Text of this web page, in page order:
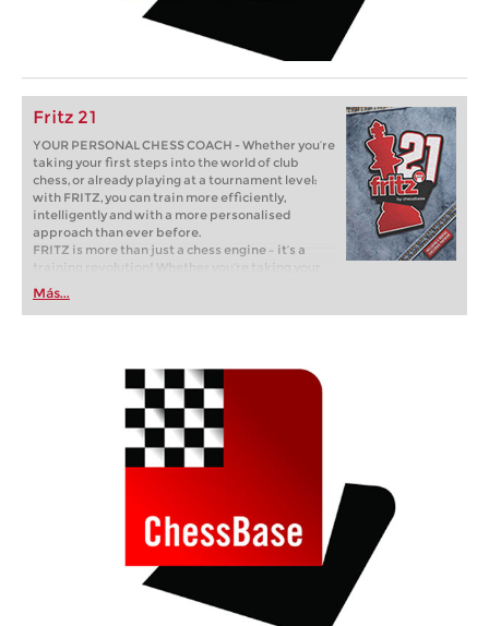
Fritz 21
YOUR PERSONAL CHESS COACH - Whether you’re
taking your first steps into the world of club
chess, or already playing at a tournament level:
with FRITZ, you can train more efficiently,
intelligently and with a more personalised
approach than ever before.
FRITZ is more than just a chess engine – it’s a
training revolution! Whether you’re taking your
first steps into the world of club chess, or already
playing at a tournament level: with FRITZ, you can
train more efficiently, intelligently and with a
Más...